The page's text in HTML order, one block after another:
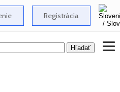
Registrácia